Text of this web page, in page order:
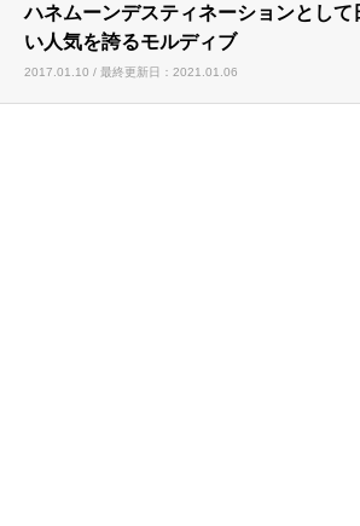
ハネムーンデスティネーションとして
い人気を誇るモルディブ
2017.01.10 / 最終更新日：2021.01.06